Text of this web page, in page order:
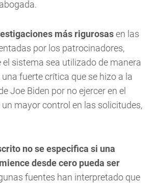
más rigurosasen las
por los patrocinadores,
el sistema sea utilizado de manera
fuerte crítica que se hizo a la
Joe Biden por no ejercer en el
mayor control en las solicitudes,
no se especifica si una
desde cero pueda ser
fuentes han interpretado que